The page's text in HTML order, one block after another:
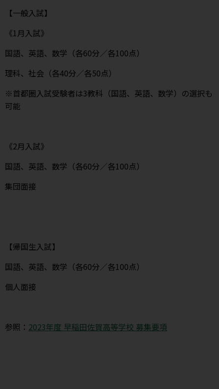
【一般入試】
《1月入試》
国語、英語、数学（各60分／各100点）
理科、社会（各40分／各50点）
※首都圏入試受験者は3教科（国語、英語、数学）の選択も
可能
《2月入試》
国語、英語、数学（各60分／各100点）
集団面接
【帰国生入試】
国語、英語、数学（各60分／各100点）
個人面接
参照： 2023年度 早稲田佐賀高等学校 募集要項